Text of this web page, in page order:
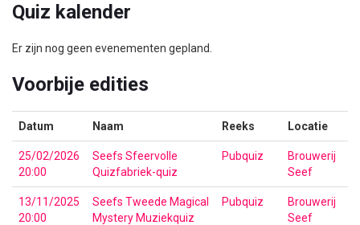
Quiz kalender
Er zijn nog geen evenementen gepland.
Voorbije edities
Datum Naam Reeks Locatie
25/02/2026
20:00
Seefs Sfeervolle
Quizfabriek-quiz
Pubquiz
Brouwerij
Seef
13/11/2025
20:00
Seefs Tweede Magical
Mystery Muziekquiz
Pubquiz
Brouwerij
Seef